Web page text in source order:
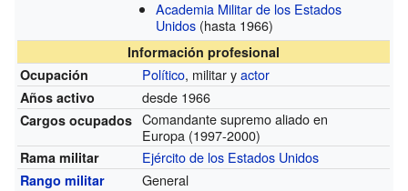
Academia Militar de los Estados
Unidos (hasta 1966)
Información profesional
Ocupación
Político, militar yactor
Años activo desde 1966
Cargos ocupados Comandante supremo aliado en
Europa (1997-2000)
Rama militar Ejército de los Estados Unidos
Rango militar General